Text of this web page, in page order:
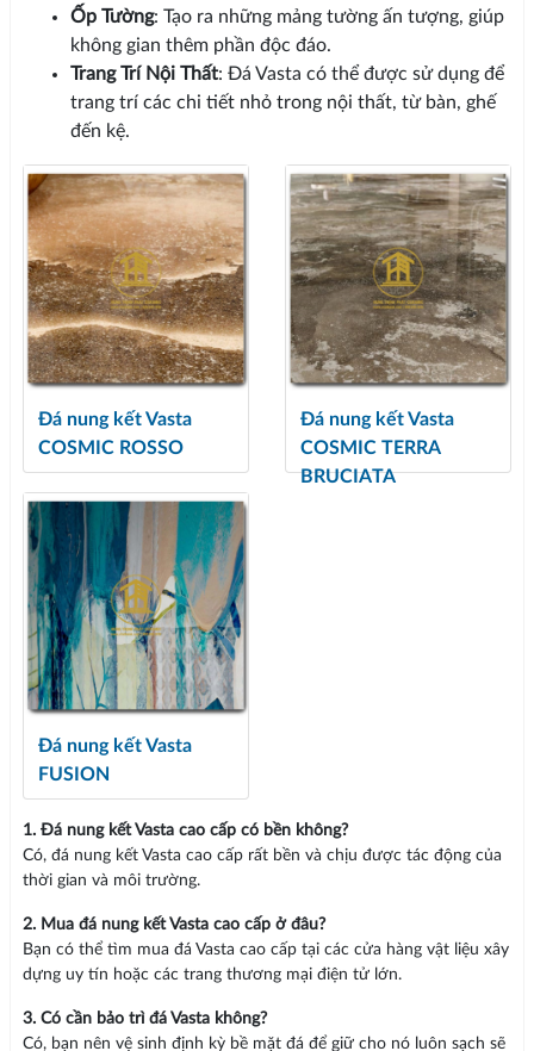
Ốp Tường: Tạo ra những mảng tường ấn tượng, giúp
không gian thêm phần độc đáo.
Trang Trí Nội Thất: Đá Vasta có thể được sử dụng để
trang trí các chi tiết nhỏ trong nội thất, từ bàn, ghế
đến kệ.
Đá nung kết Vasta
COSMIC ROSSO
Đá nung kết Vasta
COSMIC TERRA
BRUCIATA
Đá nung kết Vasta
FUSION
1. Đá nung kết Vasta cao cấp có bền không?
Có, đá nung kết Vasta cao cấp rất bền và chịu được tác động của
thời gian và môi trường.
2. Mua đá nung kết Vasta cao cấp ở đâu?
Bạn có thể tìm mua đá Vasta cao cấp tại các cửa hàng vật liệu xây
dựng uy tín hoặc các trang thương mại điện tử lớn.
3. Có cần bảo trì đá Vasta không?
Có, bạn nên vệ sinh định kỳ bề mặt đá để giữ cho nó luôn sạch sẽ